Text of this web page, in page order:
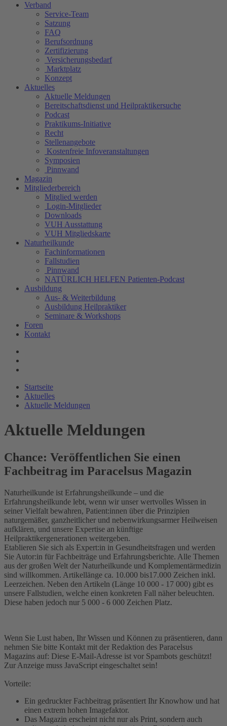
Verband
Service-Team
Satzung
FAQ
Berufsordnung
Zertifizierung
Versicherungsbedarf
Marktplatz
Konzept
Aktuelles
Aktuelle Meldungen
Bereitschaftsdienst und Heilpraktikersuche
Podcast
Praktikums-Initiative
Recht
Stellenangebote
Kostenfreie Infoveranstaltungen
Symposien
Pinnwand
Magazin
Mitgliederbereich
Mitglied werden
Login-Mitglieder
Downloads
VUH Ausstattung
VUH Mitgliedskarte
Naturheilkunde
Fachinformationen
Fallstudien
Pinnwand
NATÜRLICH HELFEN Patienten-Podcast
Ausbildung
Aus- & Weiterbildung
Ausbildung Heilpraktiker
Seminare & Workshops
Foren
Kontakt
Startseite
Aktuelles
Aktuelle Meldungen
Aktuelle Meldungen
Chance: Veröffentlichen Sie einen
Fachbeitrag im Paracelsus Magazin
Naturheilkunde ist Erfahrungsheilkunde – und die
Erfahrungsheilkunde lebt, wenn wir unser wertvolles Wissen in
seiner Vielfalt bewahren, Patient:innen über die Prinzipien
naturgemäßer, ganzheitlicher und nebenwirkungsarmer Heilweisen
aufklären, und unsere Expertise an künftige
Heilpraktikergenerationen weitergeben.
Etablieren Sie sich als Expert:in in Gesundheitsfragen und werden
Sie Autor:in für Fachbeiträge und Erfahrungsberichte. Alle Themen
aus der großen Welt der Naturheilkunde und Komplementärmedizin
sind willkommen. Artikellänge ca. 10.000 bis17.000 Zeichen inkl.
Leerzeichen. Neben den Artikeln (Länge 10 000 - 17 000) gibt es
unsere Fallstudien, welche einen konkreten Fall näher beleuchten.
Diese haben jedoch nur 5 000 - 6 000 Zeichen Platz.
Wenn Sie Lust haben, Ihr Wissen und Können zu präsentieren, dann
nehmen Sie bitte Kontakt mit der Redaktion des Paracelsus
Magazins auf: Diese E-Mail-Adresse ist vor Spambots geschützt!
Zur Anzeige muss JavaScript eingeschaltet sein!
Vorteile:
Ein gedruckter Fachbeitrag präsentiert Ihr Knowhow und hat
einen extrem hohen Imagefaktor.
Das Magazin erscheint nicht nur als Print, sondern auch